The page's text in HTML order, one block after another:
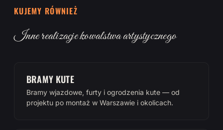
KUJEMY RÓWNIEŻ
Inne realizacje kowalstwa artystycznego
BRAMY KUTE
Bramy wjazdowe, furty i ogrodzenia kute — od
projektu po montaż w Warszawie i okolicach.